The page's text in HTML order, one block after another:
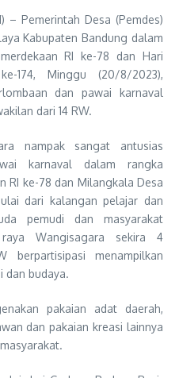
– Pemerintah Desa (Pemdes)
Kabupaten Bandung dalam
RI ke-78 dan Hari
174, Minggu (20/8/2023),
dan pawai karnaval
dari 14 RW.
nampak sangat antusias
karnaval dalam rangka
RI ke-78 dan Milangkala Desa
dari kalangan pelajar dan
pemudi dan masyarakat
Wangisagara sekira 4
berpartisipasi menampilkan
dan budaya.
pakaian adat daerah,
dan pakaian kreasi lainnya